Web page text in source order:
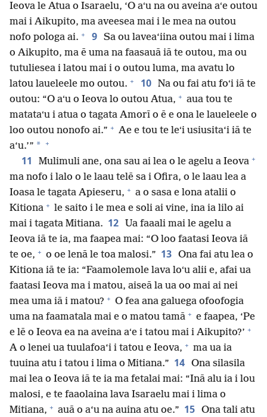
Ieova le Atua o Isaraelu, ‘O aʻu na ou aveina aʻe outou
mai i Aikupito, ma aveesea mai i le mea na outou
nofo pologa ai. + 9 Sa ou lavea‘iina outou mai i lima
o Aikupito, ma ē uma na faasauā iā te outou, ma ou
tutuliesea i latou mai i o outou luma, ma avatu lo
latou laueleele mo outou. + 10 Na ou fai atu foʻi iā te
outou: “O aʻu o Ieova lo outou Atua, + aua tou te
matataʻu i atua o tagata Amorī o ē e ona le laueleele o
loo outou nonofo ai.” + Ae e tou te leʻi usiusita‘i iā te
a‘u.’” * +
11 Mulimuli ane, ona sau ai lea o le agelu a Ieova +
ma nofo i lalo o le laau telē sa i Ofira, o le laau lea a
Ioasa le tagata Apieseru, + a o sasa e lona atalii o
Kitiona + le saito i le mea e soli ai vine, ina ia lilo ai
mai i tagata Mitiana. 12
Ua faaali mai le agelu a
Ieova iā te ia, ma faapea mai: “O loo faatasi Ieova iā
te oe, + o oe lenā le toa malosi.” 13 Ona fai atu lea o
Kitiona iā te ia: “Faamolemole lava loʻu alii e, afai ua
faatasi Ieova ma i matou, aiseā la ua oo mai ai nei
mea uma iā i matou? + O fea ana galuega ofoofogia
uma na faamatala mai e o matou tamā + e faapea, ‘Pe
e lē o Ieova ea na aveina aʻe i tatou mai i Aikupito?’ +
A o lenei ua tuulafoa‘i i tatou e Ieova, + ma ua ia
tuuina atu i tatou i lima o Mitiana.” 14 Ona silasila
mai lea o Ieova iā te ia ma fetalai mai: “Inā alu ia i lou
malosi, e te faaolaina lava Isaraelu mai i lima o
Mitiana, + auā o a‘u na auina atu oe.” 15 Ona tali atu